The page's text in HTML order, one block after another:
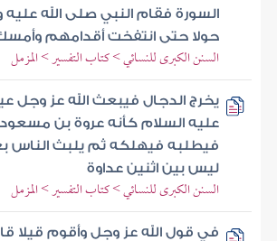
السورة فقام النبي صلى الله
حولا حتى انتفخت أقدامهم
السنن الكبرى للنسائي > كتاب التفسير > المزمل
يخرج الدجال فيبعث الله عز وجل
عليه السلام كأنه عروة بن
فيطلبه فيهلكه ثم يلبث الناس
ليس بين اثنين عداوة
السنن الكبرى للنسائي > كتاب التفسير > المزمل
في قول الله عز وجل وأقوم قيلا